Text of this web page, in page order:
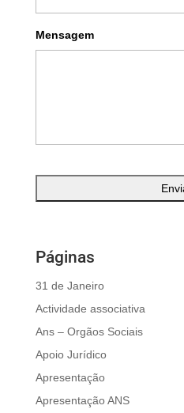
Mensagem
Páginas
31 de Janeiro
Actividade associativa
Ans – Orgãos Sociais
Apoio Jurídico
Apresentação
Apresentação ANS